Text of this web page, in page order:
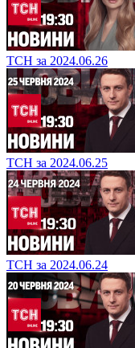
ТСН за 2024.06.26
ТСН за 2024.06.25
ТСН за 2024.06.24